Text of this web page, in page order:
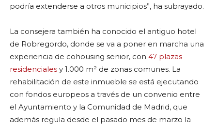
podría extenderse a otros municipios”, ha subrayado.
La consejera también ha conocido el antiguo hotel
de Robregordo, donde se va a poner en marcha una
experiencia de cohousing senior, con 47 plazas
residenciales y 1.000 m² de zonas comunes. La
rehabilitación de este inmueble se está ejecutando
con fondos europeos a través de un convenio entre
el Ayuntamiento y la Comunidad de Madrid, que
además regula desde el pasado mes de marzo la